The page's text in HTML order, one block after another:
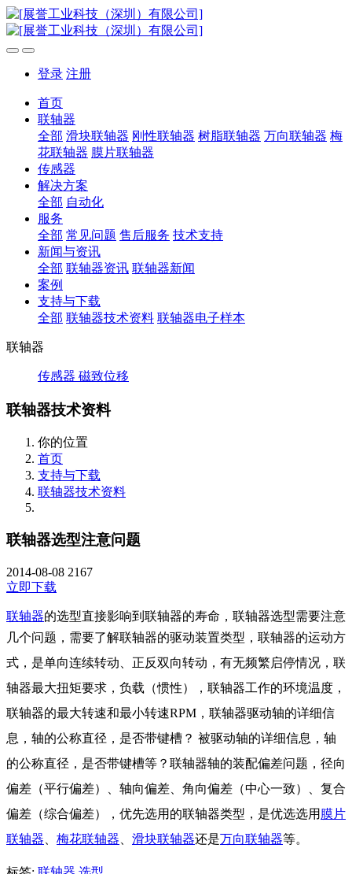
登录 注册
首页
联轴器
全部 滑块联轴器 刚性联轴器 树脂联轴器 万向联轴器 梅
花联轴器 膜片联轴器
传感器
解决方案
全部 自动化
服务
全部 常见问题 售后服务 技术支持
新闻与资讯
全部 联轴器资讯 联轴器新闻
案例
支持与下载
全部 联轴器技术资料 联轴器电子样本
联轴器
传感器 磁致位移
联轴器技术资料
你的位置
首页
支持与下载
联轴器技术资料
联轴器选型注意问题
2014-08-08 2167
立即下载
联轴器的选型直接影响到联轴器的寿命，联轴器选型需要注意
几个问题，需要了解联轴器的驱动装置类型，联轴器的运动方
式，是单向连续转动、正反双向转动，有无频繁启停情况，联
轴器最大扭矩要求，负载（惯性），联轴器工作的环境温度，
联轴器的最大转速和最小转速RPM，联轴器驱动轴的详细信
息，轴的公称直径，是否带键槽？ 被驱动轴的详细信息，轴
的公称直径，是否带键槽等？联轴器轴的装配偏差问题，径向
偏差（平行偏差）、轴向偏差、角向偏差（中心一致）、复合
偏差（综合偏差），优先选用的联轴器类型，是优选选用 膜片
联轴器
梅花联轴器 滑块联轴器还是万向联轴器等。